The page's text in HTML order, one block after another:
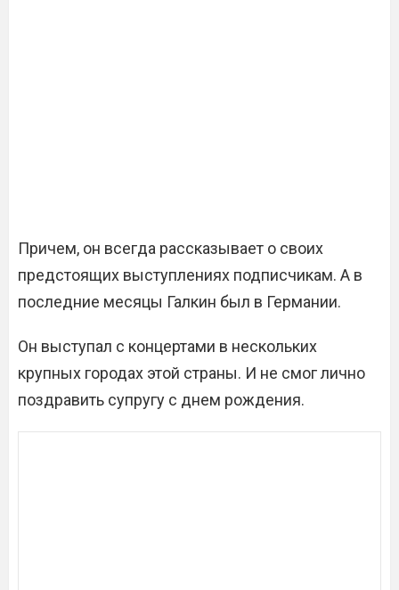
Причем, он всегда рассказывает о своих
предстоящих выступлениях подписчикам. А в
последние месяцы Галкин был в Германии.
Он выступал с концертами в нескольких
крупных городах этой страны. И не смог лично
поздравить супругу с днем рождения.